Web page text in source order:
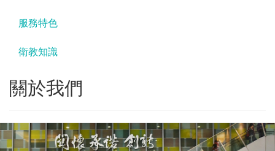
服務特色
衛教知識
關於我們